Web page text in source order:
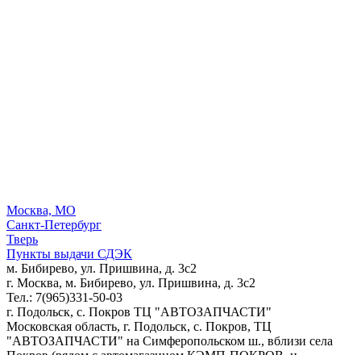
Москва, МО
Санкт-Петербург
Тверь
Пункты выдачи СДЭК
м. Бибирево, ул. Пришвина, д. 3с2
г. Москва, м. Бибирево, ул. Пришвина, д. 3с2
Тел.: 7(965)331-50-03
г. Подольск, c. Покров ТЦ "АВТОЗАПЧАСТИ"
Московская область, г. Подольск, c. Покров, ТЦ
"АВТОЗАПЧАСТИ" на Симферопольском ш., вблизи села